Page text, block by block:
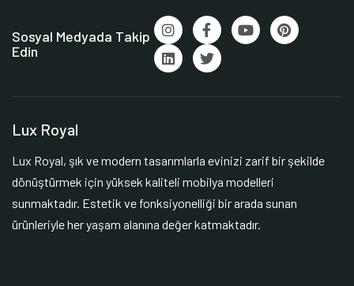
Sosyal Medyada Takip
Edin
Lux Royal
Lux Royal, şık ve modern tasarımlarla evinizi zarif bir şekilde
dönüştürmek için yüksek kaliteli mobilya modelleri
sunmaktadır. Estetik ve fonksiyonelliği bir arada sunan
ürünleriyle her yaşam alanına değer katmaktadır.